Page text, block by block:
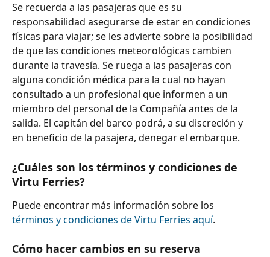
Se recuerda a las pasajeras que es su
responsabilidad asegurarse de estar en condiciones
físicas para viajar; se les advierte sobre la posibilidad
de que las condiciones meteorológicas cambien
durante la travesía. Se ruega a las pasajeras con
alguna condición médica para la cual no hayan
consultado a un profesional que informen a un
miembro del personal de la Compañía antes de la
salida. El capitán del barco podrá, a su discreción y
en beneficio de la pasajera, denegar el embarque.
¿Cuáles son los términos y condiciones de
Virtu Ferries?
Puede encontrar más información sobre los
términos y condiciones de Virtu Ferries aquí.
Cómo hacer cambios en su reserva